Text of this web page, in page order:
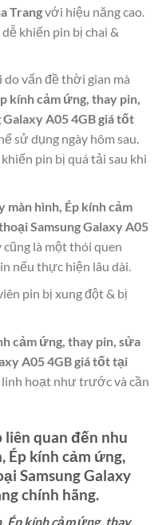
Trangvới hiệu năng cao.
khiến pin bị chai &
do vấn đề thời gian mà
kính cảm ứng, thay pin,
A05 4GB giá tốt
sử dụng ngày hôm sau.
pin bị quá tải sau khi
màn hình, Ép kính cảm
Samsung Galaxy A05
cũng là một thói quen
nếu thực hiện lâu dài.
pin bị xung đột & bị
cảm ứng, thay pin, sửa
A05 4GB giá tốt tại
linh hoạt như trước và cần
quan đến nhu
Ép kính cảm ứng,
Samsung Galaxy
chính hãng.
Ép kính cảm ứng, thay